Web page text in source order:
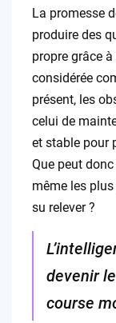
La promesse
produire des
propre grâce
considérée
présent, les
celui de
et stable pour
Que peut
même les
su relever ?
devenir
course